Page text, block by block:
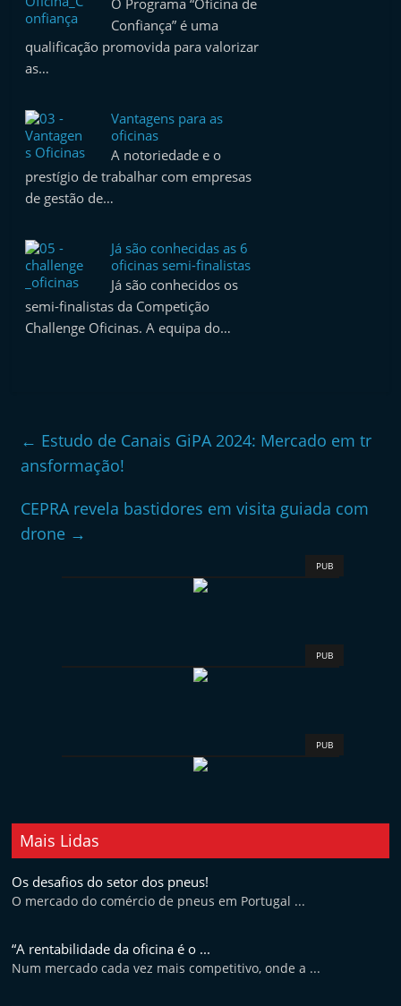
O Programa “Oficina de
Confiança” é uma
qualificação promovida para valorizar
as…
Vantagens para as
oficinas
A notoriedade e o
prestígio de trabalhar com empresas
de gestão de…
Já são conhecidas as 6
oficinas semi-finalistas
Já são conhecidos os
semi-finalistas da Competição
Challenge Oficinas. A equipa do…
← Estudo de Canais GiPA 2024: Mercado em tr
ansformação!
CEPRA revela bastidores em visita guiada com
drone →
PUB
PUB
PUB
Mais Lidas
Os desafios do setor dos pneus!
O mercado do comércio de pneus em Portugal ...
“A rentabilidade da oficina é o ...
Num mercado cada vez mais competitivo, onde a ...